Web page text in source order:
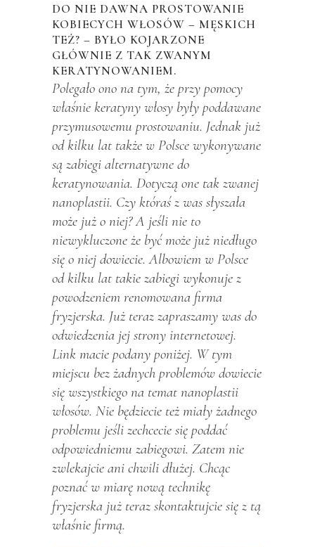
DO NIE DAWNA PROSTOWANIE
KOBIECYCH WŁOSÓW – MĘSKICH
TEŻ? – BYŁO KOJARZONE
GŁÓWNIE Z TAK ZWANYM
KERATYNOWANIEM.
Polegało ono na tym, że przy pomocy
właśnie keratyny włosy były poddawane
przymusowemu prostowaniu. Jednak już
od kilku lat także w Polsce wykonywane
są zabiegi alternatywne do
keratynowania. Dotyczą one tak zwanej
nanoplastii. Czy któraś z was słyszała
może już o niej? A jeśli nie to
niewykluczone że być może już niedługo
się o niej dowiecie. Albowiem w Polsce
od kilku lat takie zabiegi wykonuje z
powodzeniem renomowana firma
fryzjerska. Już teraz zapraszamy was do
odwiedzenia jej strony internetowej.
Link macie podany poniżej. W tym
miejscu bez żadnych problemów dowiecie
się wszystkiego na temat nanoplastii
włosów. Nie będziecie też miały żadnego
problemu jeśli zechcecie się poddać
odpowiedniemu zabiegowi. Zatem nie
zwlekajcie ani chwili dłużej. Chcąc
poznać w miarę nową technikę
fryzjerska już teraz skontaktujcie się z tą
właśnie firmą.